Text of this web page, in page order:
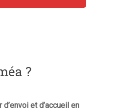
?
et d’accueil en